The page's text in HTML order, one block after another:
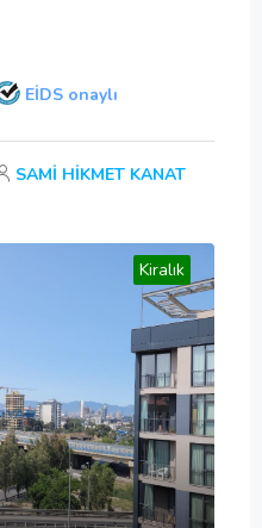
EİDS onaylı
SAMİ HİKMET KANAT
Kiralık